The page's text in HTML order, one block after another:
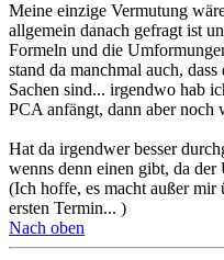
Meine einzige Vermutung
allgemein danach gefragt ist
Formeln und die
stand da manchmal auch,
Sachen sind... irgendwo hab
PCA anfängt, dann aber noch
Hat da irgendwer besser
wenns denn einen gibt, da der
(Ich hoffe, es macht außer
ersten Termin... )
Nach oben